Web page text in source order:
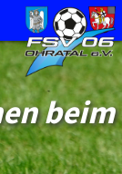
beim